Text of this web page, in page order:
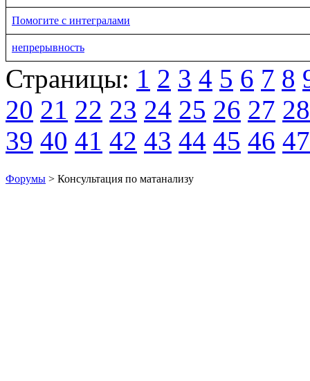
Помогите с интегралами
непрерывность
Страницы: 1 2 3 4 5 6 7 8
20 21 22 23 24 25 26 27 28
39 40 41 42 43 44 45 46 47
Форумы > Консультация по матанализу